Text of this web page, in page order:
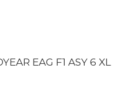
EAG F1 ASY 6 XL